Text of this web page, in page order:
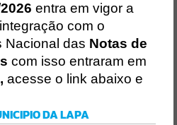
FISCAL
NOTA FISCAL
NACIONAL
entra em vigor a
com o
Nacional das Notas de
com isso entraram em
acesse o link abaixo e
DA LAPA